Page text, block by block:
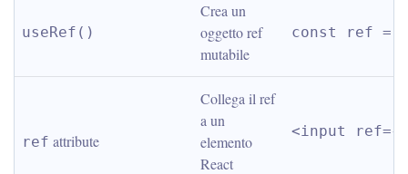
useRef()
Crea un
oggetto ref
mutabile
const ref =
ref attribute
Collega il ref
a un
elemento
React
<input